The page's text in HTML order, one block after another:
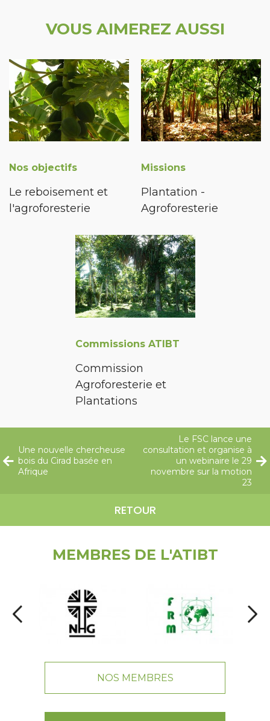
VOUS AIMEREZ AUSSI
Nos objectifs
Le reboisement et
l'agroforesterie
Missions
Plantation -
Agroforesterie
Commissions ATIBT
Commission
Agroforesterie et
Plantations
Une nouvelle chercheuse
bois du Cirad basée en
Afrique
RETOUR
Le FSC lance une
consultation et organise à
un webinaire le 29
novembre sur la motion
23
MEMBRES DE L'ATIBT
NOS MEMBRES